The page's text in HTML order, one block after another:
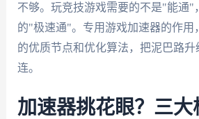
不够。玩竞技游戏需要的不是"能通"
的"极速通"。专用游戏加速器的作用
的优质节点和优化算法，把泥巴路升
连。
加速器挑花眼？三大